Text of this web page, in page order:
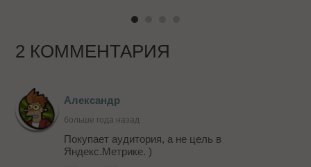
2 КОММЕНТАРИЯ
Александр
больше года назад
Покупает аудитория, а не цель в
Яндекс.Метрике. )